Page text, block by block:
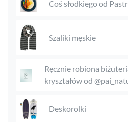
Coś słodkiego od
Szaliki męskie
Ręcznie robiona
kryształów od
Deskorolki